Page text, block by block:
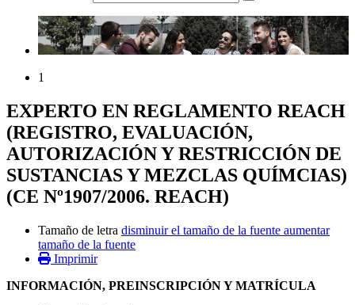
1
EXPERTO EN REGLAMENTO REACH
(REGISTRO, EVALUACIÓN,
AUTORIZACIÓN Y RESTRICCIÓN DE
SUSTANCIAS Y MEZCLAS QUÍMCIAS)
(CE Nº1907/2006. REACH)
Tamaño de letra disminuir el tamaño de la fuente aumentar
tamaño de la fuente
Imprimir
INFORMACIÓN, PREINSCRIPCIÓN Y MATRÍCULA